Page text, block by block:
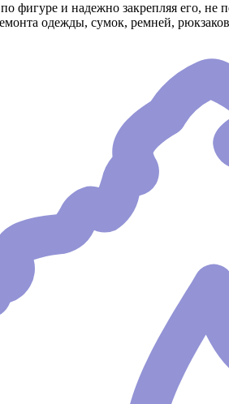
и надежно закрепляя его, не
одежды, сумок, ремней,